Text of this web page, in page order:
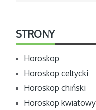
STRONY
Horoskop
Horoskop celtycki
Horoskop chiński
Horoskop kwiatowy